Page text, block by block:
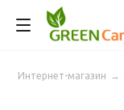
Интернет-магазин →